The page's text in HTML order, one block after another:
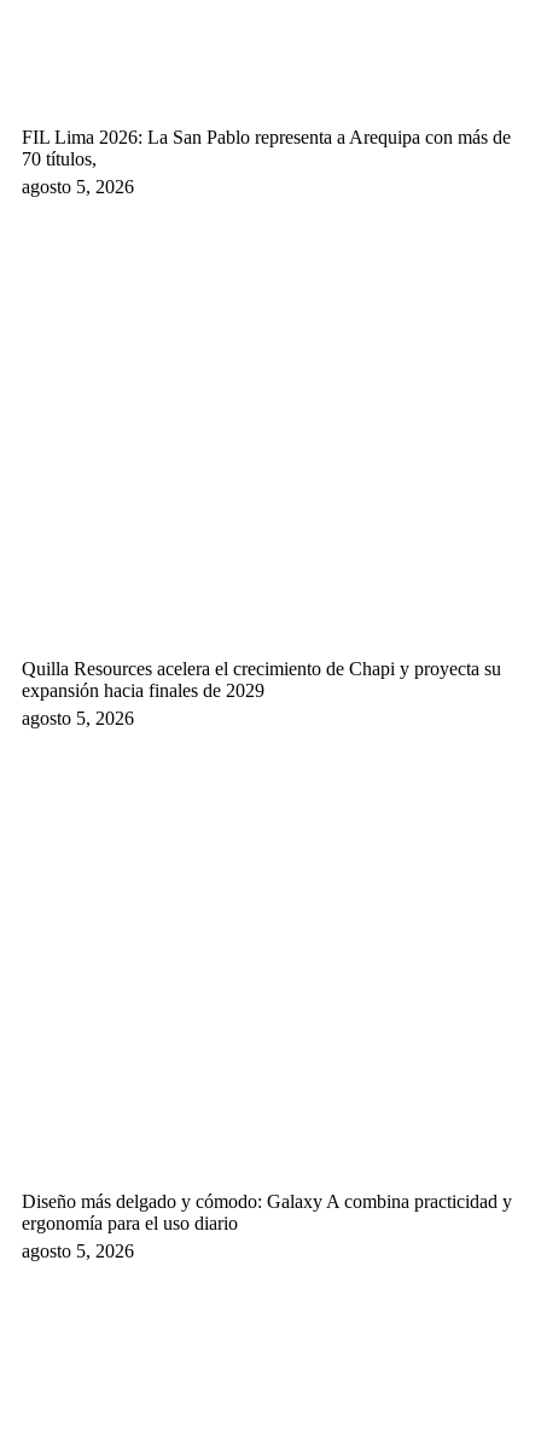
FIL Lima 2026: La San Pablo representa a Arequipa con más de
70 títulos,
agosto 5, 2026
Quilla Resources acelera el crecimiento de Chapi y proyecta su
expansión hacia finales de 2029
agosto 5, 2026
Diseño más delgado y cómodo: Galaxy A combina practicidad y
ergonomía para el uso diario
agosto 5, 2026